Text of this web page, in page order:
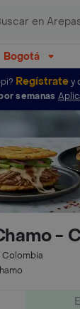
Bogotá
Regístratey
semanas
-
Colombia